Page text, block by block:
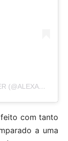
A POST SHARED BY ALEXANDRA RICHTER (@ALEXANDRARICHTEROFICIAL)
com tanto
a uma